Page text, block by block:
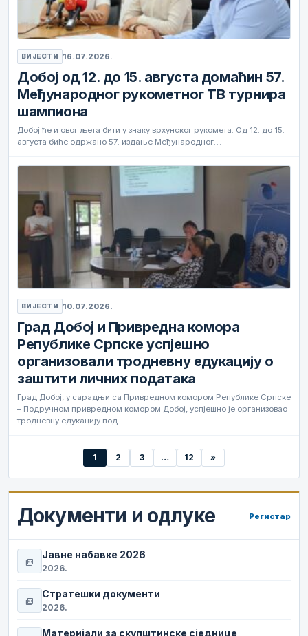
ВИЈЕСТИ 16.07.2026.
Добој од 12. до 15. августа домаћин 57.
Међународног рукометног ТВ турнира
шампиона
Добој ће и овог љета бити у знаку врхунског рукомета. Од 12. до 15.
августа биће одржано 57. издање Међународног…
ВИЈЕСТИ 10.07.2026.
Град Добој и Привредна комора
Републике Српске успјешно
организовали тродневну едукацију о
заштити личних података
Град Добој, у сарадњи са Привредном комором Републике Српске
– Подручном привредном комором Добој, успјешно је организовао
тродневну едукацију под…
1 2 3 … 12 »
Документи и одлуке Регистар
picture_as_pdf
Јавне набавке 2026
2026.
picture_as_pdf
Стратешки документи
2026.
Материјали за скупштинске сједнице